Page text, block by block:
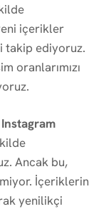
içerikler
takip ediyoruz.
oranlarımızı
Instagram
Ancak bu,
İçeriklerin
yenilikçi